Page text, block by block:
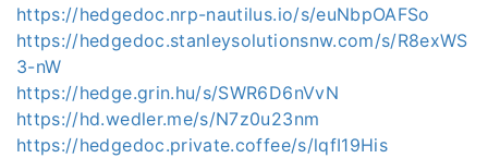
https://hedgedoc.nrp-nautilus.io/s/euNbpOAFSo
https://hedgedoc.stanleysolutionsnw.com/s/R8exWS
3-nW
https://hedge.grin.hu/s/SWR6D6nVvN
https://hd.wedler.me/s/N7z0u23nm
https://hedgedoc.private.coffee/s/lqfI19His